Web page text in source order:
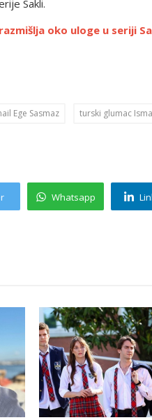
Sakli.
oko uloge u seriji
Ege Sasmaz turski glumac
Whatsapp